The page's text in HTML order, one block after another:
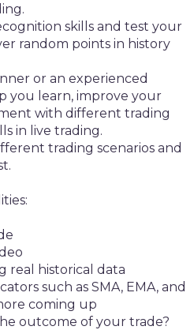
skills and test your
random points in history
or an experienced
you learn, improve your
with different trading
in live trading.
trading scenarios and
real historical data
such as SMA, EMA, and
coming up
outcome of your trade?